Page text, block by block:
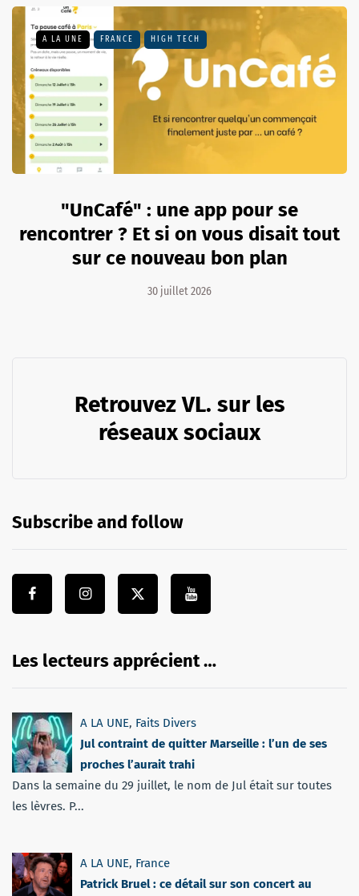
A LA UNE FRANCE HIGH TECH
"UnCafé" : une app pour se
rencontrer ? Et si on vous disait tout
sur ce nouveau bon plan
30 juillet 2026
Retrouvez VL. sur les
réseaux sociaux
Subscribe and follow
Les lecteurs apprécient …
A LA UNE, Faits Divers
Jul contraint de quitter Marseille : l’un de ses
proches l’aurait trahi
Dans la semaine du 29 juillet, le nom de Jul était sur toutes
les lèvres. P...
A LA UNE, France
Patrick Bruel : ce détail sur son concert au